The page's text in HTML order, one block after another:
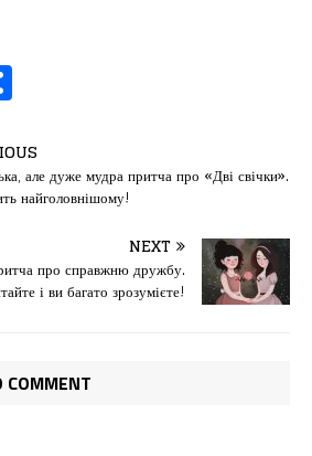
іл
и
т
ис
я
але дуже мудра притча про «Дві свічки».
найголовнішому!
NEXT
про справжню дружбу.
і ви багато зрозумієте!
COMMENT